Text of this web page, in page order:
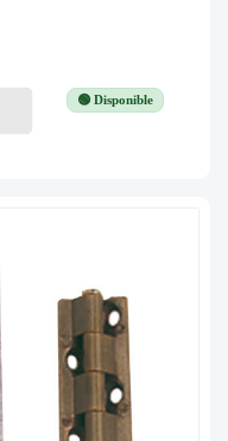
🟢 Disponible